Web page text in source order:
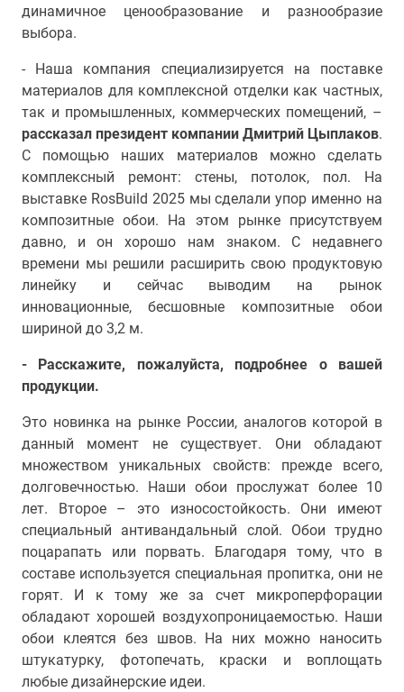
динамичное ценообразование и разнообразие
выбора.
- Наша компания специализируется на поставке
материалов для комплексной отделки как частных,
так и промышленных, коммерческих помещений, –
рассказал президент компании Дмитрий Цыплаков.
С помощью наших материалов можно сделать
комплексный ремонт: стены, потолок, пол. На
выставке RosBuild 2025 мы сделали упор именно на
композитные обои. На этом рынке присутствуем
давно, и он хорошо нам знаком. С недавнего
времени мы решили расширить свою продуктовую
линейку и сейчас выводим на рынок
инновационные, бесшовные композитные обои
шириной до 3,2 м.
- Расскажите, пожалуйста, подробнее о вашей
продукции.
Это новинка на рынке России, аналогов которой в
данный момент не существует. Они обладают
множеством уникальных свойств: прежде всего,
долговечностью. Наши обои прослужат более 10
лет. Второе – это износостойкость. Они имеют
специальный антивандальный слой. Обои трудно
поцарапать или порвать. Благодаря тому, что в
составе используется специальная пропитка, они не
горят. И к тому же за счет микроперфорации
обладают хорошей воздухопроницаемостью. Наши
обои клеятся без швов. На них можно наносить
штукатурку, фотопечать, краски и воплощать
любые дизайнерские идеи.